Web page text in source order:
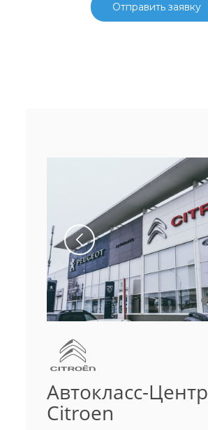
Отправить заявку
Автокласс-Центр
Citroen